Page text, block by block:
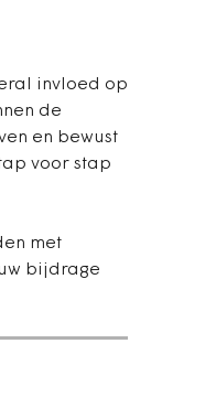
invloed op
de
en bewust
voor stap
met
bijdrage